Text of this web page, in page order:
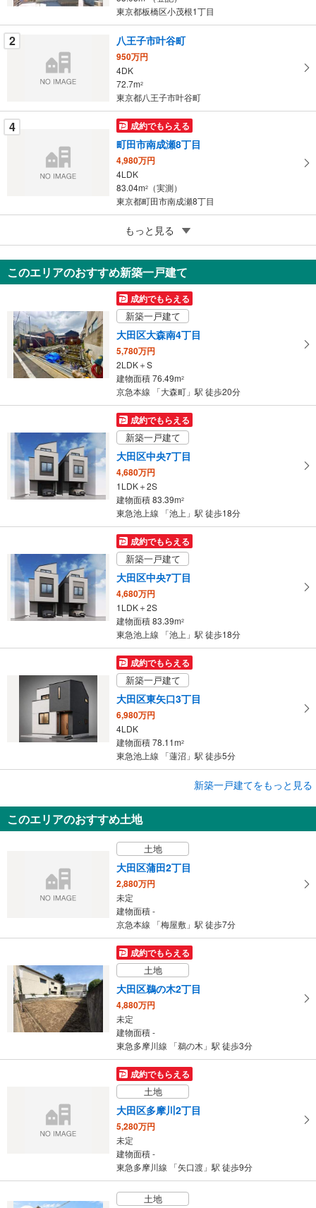
に
保
東京都板橋区小茂根1丁目
2 八王子市叶谷町
950万円
4DK
72.7m2
東京都八王子市叶谷町
4 成約でもらえる
町田市南成瀬8丁目
4,980万円
4LDK
83.04m2
（実測）
東京都町田市南成瀬8丁目
成約でもらえる
東村山市萩山町1丁目
4,049万円
4LDK
90.22m2（登記）
東京都東村山市萩山町1丁目
もっと見る
このエリアのおすすめ新築一戸建て
成約でもらえる
新築一戸建て
大田区大森南4丁目
5,780万円
2LDK＋S
建物面積 76.49m2
京急本線 「大森町」駅 徒歩20分
成約でもらえる
新築一戸建て
大田区中央7丁目
4,680万円
1LDK＋2S
建物面積 83.39m2
東急池上線 「池上」駅 徒歩18分
成約でもらえる
新築一戸建て
大田区中央7丁目
4,680万円
1LDK＋2S
建物面積 83.39m2
東急池上線 「池上」駅 徒歩18分
成約でもらえる
新築一戸建て
大田区東矢口3丁目
6,980万円
4LDK
建物面積 78.11m2
東急池上線 「蓮沼」駅 徒歩5分
大田区西六郷1丁目
建物面積 80.94m 2
京浜東北線 「蒲田」駅 徒歩17分
新築一戸建てをもっと見る
このエリアのおすすめ土地
土地
大田区蒲田2丁目
2,880万円
未定
建物面積 -
京急本線 「梅屋敷」駅 徒歩7分
成約でもらえる
土地
大田区鵜の木2丁目
4,880万円
未定
建物面積 -
東急多摩川線 「鵜の木」駅 徒歩3分
成約でもらえる
土地
大田区多摩川2丁目
5,280万円
未定
建物面積 -
東急多摩川線 「矢口渡」駅 徒歩9分
土地